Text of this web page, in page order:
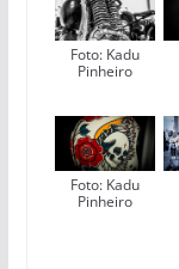
Foto: Kadu
Pinheiro
Foto: Kadu
Pinheiro